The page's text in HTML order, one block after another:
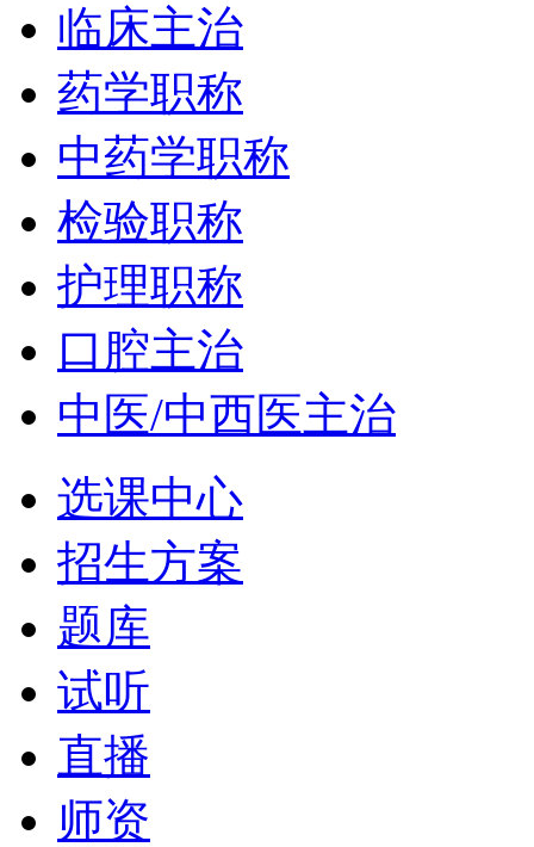
临床主治
药学职称
中药学职称
检验职称
护理职称
口腔主治
中医/中西医主治
选课中心
招生方案
题库
试听
直播
师资